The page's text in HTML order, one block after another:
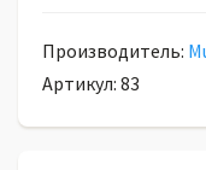
Производитель:
Артикул: 83